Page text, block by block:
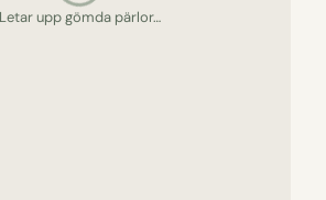
Packar picknickkorgen…